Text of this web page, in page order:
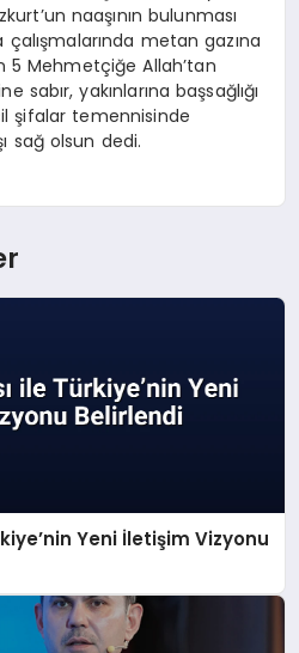
naaşının bulunması
metan gazına
5 Mehmetçiğe Allah’tan
sabır, yakınlarına başsağlığı
şifalar temennisinde
sağ olsun dedi.
Yeni İletişim Vizyonu